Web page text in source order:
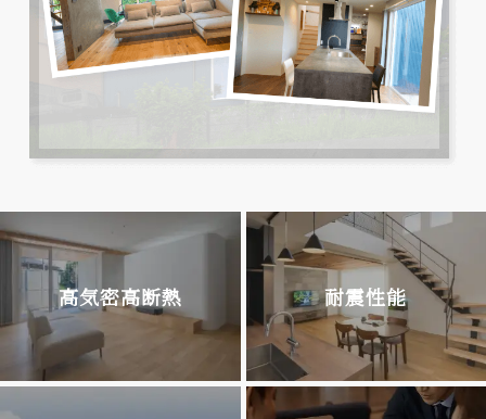
高気密高断熱 耐震性能